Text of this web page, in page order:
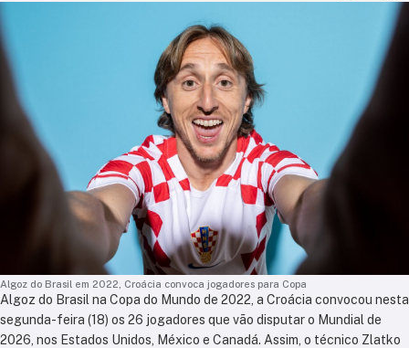
Algoz do Brasil em 2022, Croácia convoca jogadores para Copa
Algoz do Brasil na Copa do Mundo de 2022, a Croácia convocou nesta
segunda-feira (18) os 26 jogadores que vão disputar o Mundial de
2026, nos Estados Unidos, México e Canadá. Assim, o técnico Zlatko